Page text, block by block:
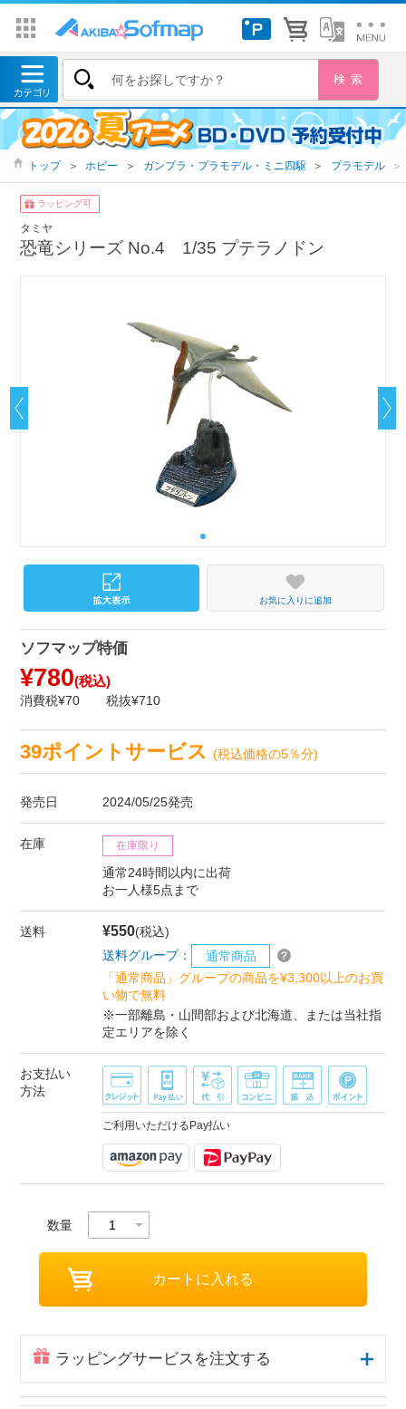
トップ ＞ ホビー ＞ ガンプラ・プラモデル・ミニ四駆 ＞ プラモデル ＞
ラッピング可
タミヤ
恐竜シリーズ No.4 1/35 プテラノドン
お気に入りに追加
ソフマップ特価
¥780(税込)
消費税¥70 税抜¥710
39ポイントサービス(税込価格の5％分)
発売日 2024/05/25発売
在庫 在庫限り
通常24時間以内に出荷
お一人様5点まで
送料 ¥550(税込)
送料グループ：
通常商品
「通常商品」グループの商品を¥3,300以上のお買
い物で無料
※一部離島・山間部および北海道、または当社指
定エリアを除く
お支払い
方法
ご利用いただけるPay払い
数量
ラッピングサービスを注文する